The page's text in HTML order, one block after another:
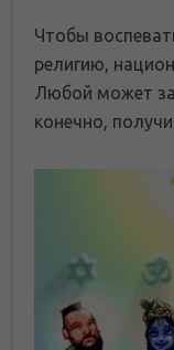
Чтобы
религию,
Любой может
конечно,